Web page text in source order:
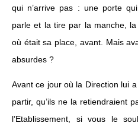
qui n’arrive pas : une porte
parle et la tire par la manche,
où était sa place, avant. Mais
absurdes ?
Avant ce jour où la Direction lui
partir, qu’ils ne la retiendraient
l’Etablissement, si vous le